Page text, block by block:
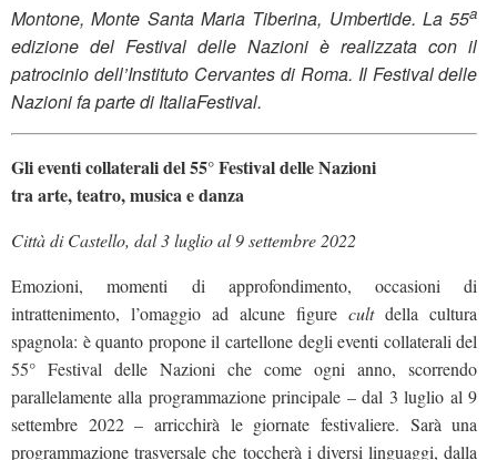
Montone, Monte Santa Maria Tiberina, Umbertide. La 55a
edizione del Festival delle Nazioni è realizzata con il
patrocinio dell’Instituto Cervantes di Roma. Il Festival delle
Nazioni fa parte di ItaliaFestival.
Gli eventi collaterali del 55° Festival delle Nazioni
tra arte, teatro, musica e danza
Città di Castello, dal 3 luglio al 9 settembre 2022
Emozioni, momenti di approfondimento, occasioni di
intrattenimento, l’omaggio ad alcune figurecultdella cultura
spagnola: è quanto propone il cartellone degli eventi collaterali del
55° Festival delle Nazioni che come ogni anno, scorrendo
parallelamente alla programmazione principale – dal 3 luglio al 9
settembre 2022 – arricchirà le giornate festivaliere. Sarà una
programmazione trasversale che toccherà i diversi linguaggi, dalla